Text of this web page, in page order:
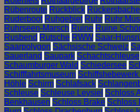
Rübenroute Rückblick
Ruderboot Ruhgebiet Ruhr Ruhr
Ruhrseen-Marsch Ruine Ruine
Rusbend Rutsche RWW Saar-
Saarpolygon Sächsische Schweiz
Sauerland Saupark Schachtschleuse
Schaumburger Wald Schiedersee
Schifffahrtsmuseum
Höhle Schirm Schlafsack
Schleuse Schleuse Leysiel Schloss
Benkhausen Schloss Brake Schloss